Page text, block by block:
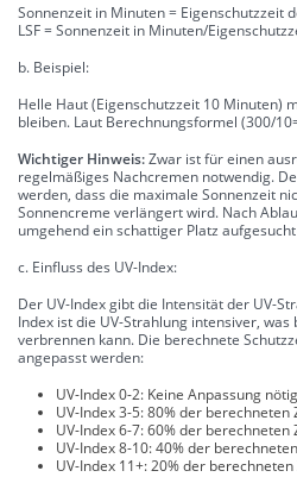
Sonnenzeit in Minuten = Eigenschutzzeit
LSF = Sonnenzeit in Minuten/
b. Beispiel:
Helle Haut (Eigenschutzzeit 10 Minuten)
bleiben. Laut Berechnungsformel (300/
Wichtiger Hinweis:Zwar ist für einen
regelmäßiges Nachcremen notwendig.
werden, dass die maximale Sonnenzeit
Sonnencreme verlängert wird. Nach
umgehend ein schattiger Platz
c. Einfluss des UV-Index:
Der UV-Index gibt die Intensität der UV-
Index ist die UV-Strahlung intensiver,
verbrennen kann. Die berechnete
angepasst werden:
UV-Index 0-2: Keine Anpassung
UV-Index 3-5: 80% der berechneten
UV-Index 6-7: 60% der berechneten
UV-Index 8-10: 40% der
UV-Index 11+: 20% der berechneten